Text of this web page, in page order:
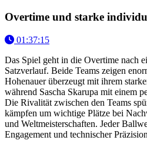
Overtime und starke
01:37:15
Das Spiel geht in die Overtime nach
Satzverlauf. Beide Teams zeigen
Hohenauer überzeugt mit ihrem
während Sascha Skarupa mit einem
Die Rivalität zwischen den Teams
kämpfen um wichtige Plätze bei
und Weltmeisterschaften. Jeder
Engagement und technischer